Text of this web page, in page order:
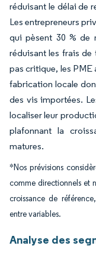
réduisant le délai de
Les entrepreneurs
qui pèsent 30 % de
réduisant les frais
pas critique, les PME
fabrication locale
des vis importées.
localiser leur
plafonnant la
matures.
*Nos prévisions
comme directionnels et
croissance de
entre variables.
Analyse des